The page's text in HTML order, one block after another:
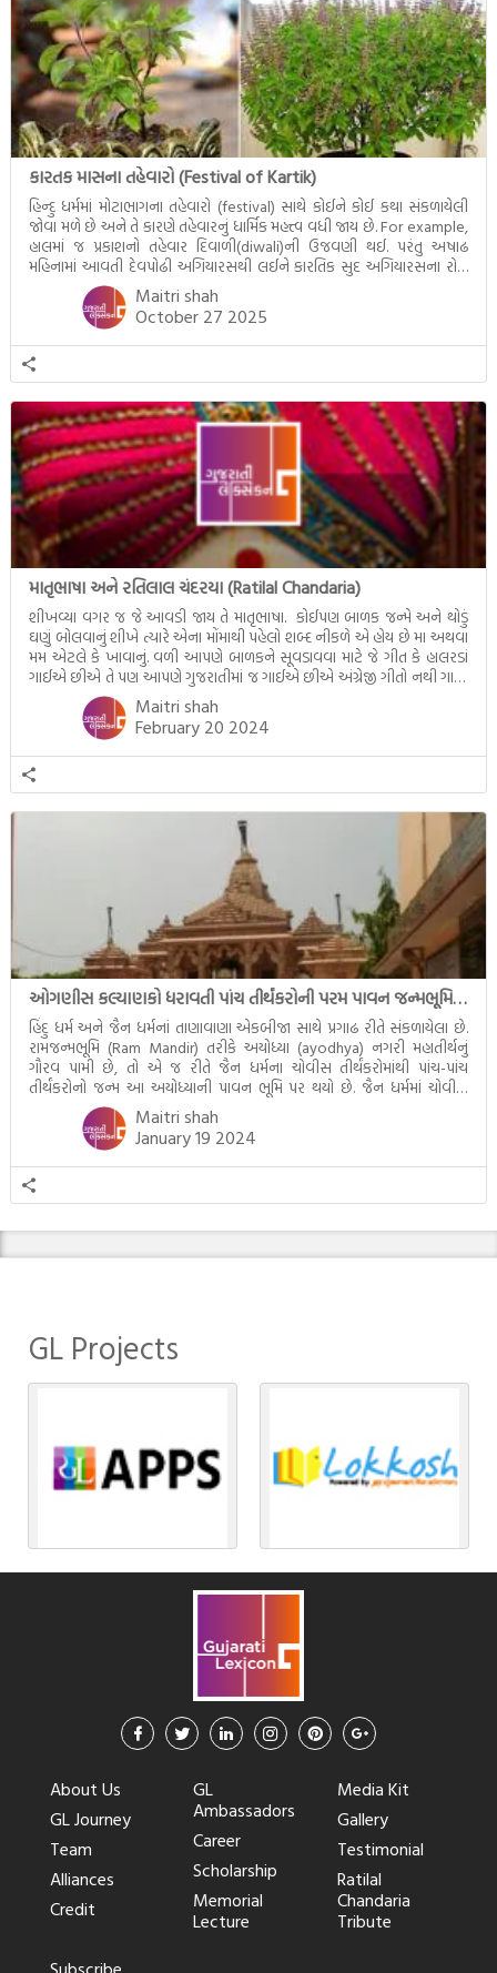
પરિપાક જોવા મળે […]
કારતક માસના તહેવારો (Festival of Kartik)
હિન્દુ ધર્મમાં મોટાભાગના તહેવારો (festival) સાથે કોઈને કોઈ કથા સંકળાયેલી
જોવા મળે છે અને તે કારણે તહેવારનું ધાર્મિક મહત્ત્વ વધી જાય છે. For example,
હાલમાં જ પ્રકાશનો તહેવાર દિવાળી(diwali)ની ઉજવણી થઈ. પરંતુ અષાઢ
મહિનામાં આવતી દેવપોઢી અગિયારસથી લઈને કારતિક સુદ અગિયારસના રોજ
આવતી દેવ ઊઠી અગિયારસ વચ્ચે મોટેભાગે યજ્ઞોપવીત સંસ્કાર, લગ્ન,
દીક્ષાગ્રહણ, યજ્ઞ, ગૃહપ્રવેશ જેવા […]
Maitri shah
October 27 2025
માતૃભાષા અને રતિલાલ ચંદરયા (Ratilal Chandaria)
શીખવ્યા વગર જ જે આવડી જાય તે માતૃભાષા. કોઈપણ બાળક જન્મે અને થોડું
ઘણું બોલવાનું શીખે ત્યારે એના મોંમાથી પહેલો શબ્દ નીકળે એ હોય છે મા અથવા
મમ એટલે કે ખાવાનું. વળી આપણે બાળકને સૂવડાવવા માટે જે ગીત કે હાલરડાં
ગાઈએ છીએ તે પણ આપણે ગુજરાતીમાં જ ગાઈએ છીએ અંગ્રેજી ગીતો નથી ગાતા.
આમ બાળકને […]
Maitri shah
February 20 2024
ઓગણીસ કલ્યાણકો ધરાવતી પાંચ તીર્થંકરોની પરમ પાવન જન્મભૂમિ – અયોધ્યા (Ayodhya)
હિંદુ ધર્મ અને જૈન ધર્મનાં તાણાવાણા એકબીજા સાથે પ્રગાઢ રીતે સંકળાયેલા છે.
રામજન્મભૂમિ (Ram Mandir) તરીકે અયોધ્યા (ayodhya) નગરી મહાતીર્થનું
ગૌરવ પામી છે, તો એ જ રીતે જૈન ધર્મના ચોવીસ તીર્થંકરોમાંથી પાંચ-પાંચ
તીર્થંકરોનો જન્મ આ અયોધ્યાની પાવન ભૂમિ પર થયો છે. જૈન ધર્મમાં ચોવીસ
તીર્થંકરોમાંથી પાંચ-પાંચ તીર્થંકરોનાં કલ્યાણકો અહીં આવ્યાં છે. દરેક તીર્થંકરના
જીવનની ચ્યવન(માતાના […]
Maitri shah
January 19 2024
GL Projects
About Us
GL Journey
Team
Alliances
Credit
GL
Ambassadors
Career
Scholarship
Memorial
Lecture
Media Kit
Gallery
Testimonial
Ratilal
Chandaria
Tribute